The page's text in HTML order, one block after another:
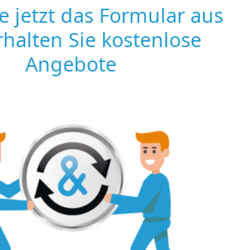
jetzt das Formular aus
Sie kostenlose
Angebote